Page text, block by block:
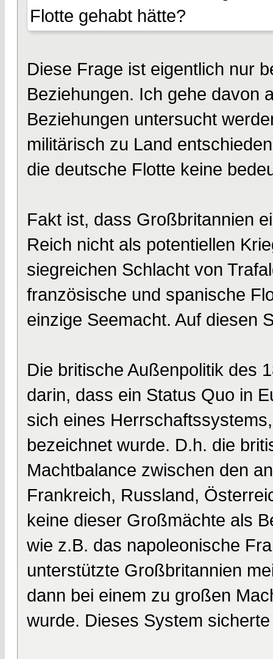
Flotte gehabt hätte?
Diese Frage ist eigentlich nur
Beziehungen. Ich gehe davon
Beziehungen untersucht
militärisch zu Land
die deutsche Flotte keine
Fakt ist, dass Großbritannien
Reich nicht als potentiellen
siegreichen Schlacht von
französische und spanische
einzige Seemacht. Auf diesen
Die britische Außenpolitik des
darin, dass ein Status Quo in
sich eines
bezeichnet wurde. D.h. die
Machtbalance zwischen den
Frankreich, Russland,
keine dieser Großmächte als
wie z.B. das napoleonische
unterstützte Großbritannien
dann bei einem zu großen
wurde. Dieses System